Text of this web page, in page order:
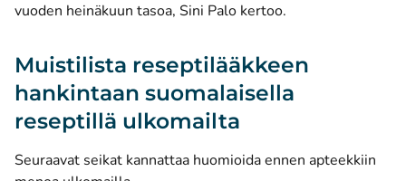
vuoden heinäkuun tasoa, Sini Palo kertoo.
Muistilista reseptilääkkeen
hankintaan suomalaisella
reseptillä ulkomailta
Seuraavat seikat kannattaa huomioida ennen apteekkiin